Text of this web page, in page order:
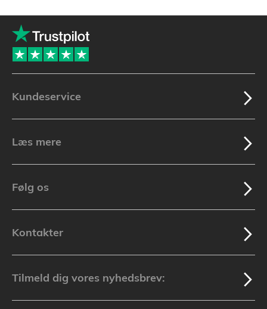
Kundeservice
Læs mere
Følg os
Kontakter
Tilmeld dig vores nyhedsbrev: